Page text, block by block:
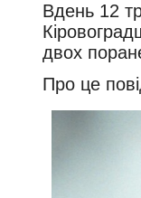
Вдень 12
двох
Про це